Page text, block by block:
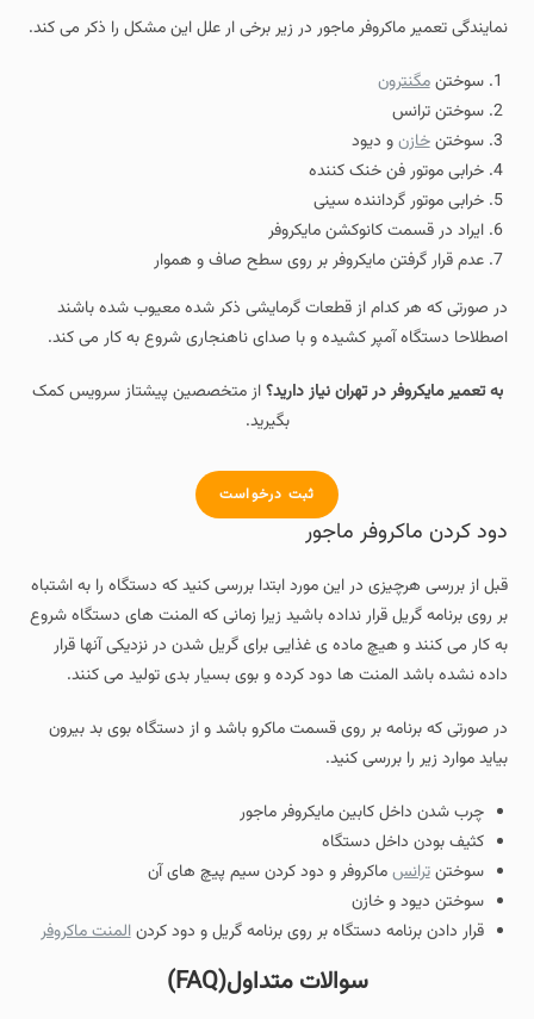
نمایندگی تعمیر ماکروفر ماجور در زیر برخی ار علل این مشکل را ذکر می کند.
سوختنمگنترون
سوختن ترانس
سوختنخازنو دیود
خرابی موتور فن خنک کننده
خرابی موتور گرداننده سینی
ایراد در قسمت کانوکشن مایکروفر
عدم قرار گرفتن مایکروفر بر روی سطح صاف و هموار
در صورتی که هر کدام از قطعات گرمایشی ذکر شده معیوب شده باشند
اصطلاحا دستگاه آمپر کشیده و با صدای ناهنجاری شروع به کار می کند.
به تعمیر مایکروفر در تهران نیاز دارید؟از متخصصین پیشتاز سرویس کمک
بگیرید.
ثبت درخواست
دود کردن ماکروفر ماجور
قبل از بررسی هرچیزی در این مورد ابتدا بررسی کنید که دستگاه را به اشتباه
بر روی برنامه گریل قرار نداده باشید زیرا زمانی که المنت های دستگاه شروع
به کار می کنند و هیچ ماده ی غذایی برای گریل شدن در نزدیکی آنها قرار
داده نشده باشد المنت ها دود کرده و بوی بسیار بدی تولید می کنند.
در صورتی که برنامه بر روی قسمت ماکرو باشد و از دستگاه بوی بد بیرون
بیاید موارد زیر را بررسی کنید.
چرب شدن داخل کابین مایکروفر ماجور
کثیف بودن داخل دستگاه
سوختنترانسماکروفر و دود کردن سیم پیچ های آن
سوختن دیود و خازن
قرار دادن برنامه دستگاه بر روی برنامه گریل و دود کردنالمنت ماکروفر
سوالات متداول(FAQ)